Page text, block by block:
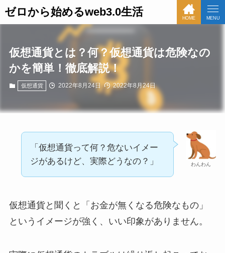
ゼロから始めるweb3.0生活 HOME MENU
仮想通貨とは？何？仮想通貨は危険なの
かを簡単！徹底解説！
仮想通貨 2022年8月24日 2022年8月24日
わんわん
「仮想通貨って何？危ないイメー
ジがあるけど、実際どうなの？」
仮想通貨と聞くと「お金が無くなる危険なもの」
というイメージが強く、いい印象がありません。